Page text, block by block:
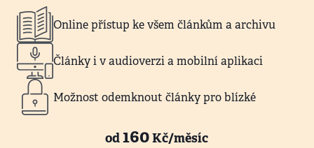
Online přístup ke všem článkům a archivu
Články i v audioverzi a mobilní aplikaci
Možnost odemknout články pro blízké
od160Kč/měsíc